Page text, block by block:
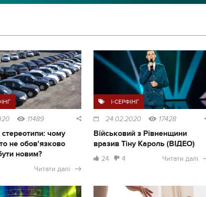
11489
чому
не обов'язково
новим?
Читати далі
I-СЕРФІНГ
24.02.2020 17428
Військовий з Рівненщини
вразив Тіну Кароль (ВІДЕО)
24 4 Читати далі